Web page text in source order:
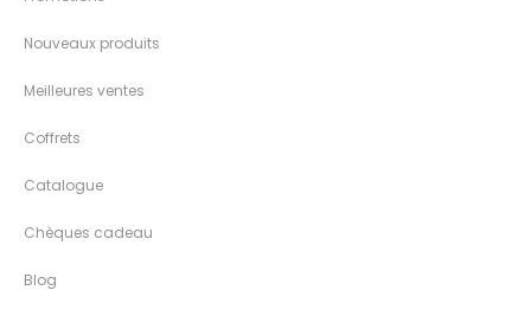
Nouveaux produits
Meilleures ventes
Coffrets
Catalogue
Chèques cadeau
Blog